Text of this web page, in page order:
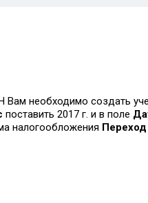
необходимо создать
поставить 2017 г. и в поле
налогообложения Переход